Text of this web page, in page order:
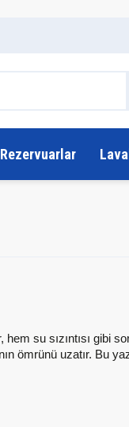
su sızıntısı
uzatır. Bu